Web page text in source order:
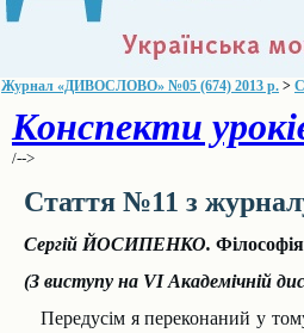
Журнал «ДИВОСЛОВО» №05 (674) 2013 р. >
Конспекти
/-->
Стаття №11 з
Сергій ЙОСИПЕНКО.
(З виступу на VI Академічній
Передусім я переконаний у